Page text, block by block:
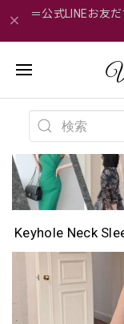
＝公式LINEお友
Keyhole Neck